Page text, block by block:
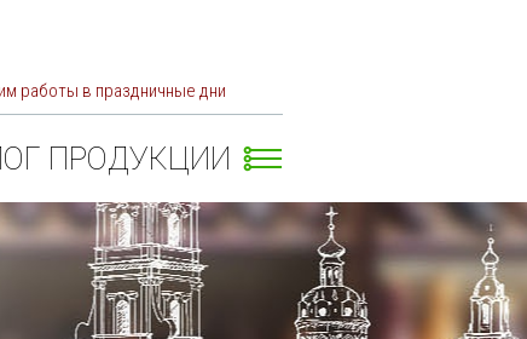
работы в праздничные дни
ПРОДУКЦИИ